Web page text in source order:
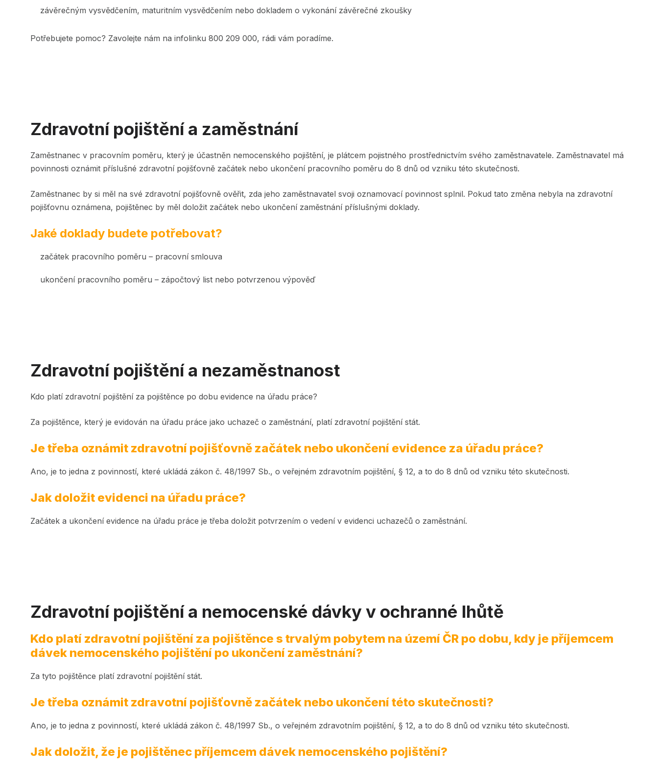
závěrečným vysvědčením, maturitním vysvědčením nebo dokladem o vykonání závěrečné zkoušky
Potřebujete pomoc? Zavolejte nám na infolinku 800 209 000, rádi vám poradíme.
Zdravotní pojištění a zaměstnání
Zaměstnanec v pracovním poměru, který je účastněn nemocenského pojištění, je plátcem pojistného prostřednictvím svého zaměstnavatele. Zaměstnavatel má
povinnosti oznámit příslušné zdravotní pojišťovně začátek nebo ukončení pracovního poměru do 8 dnů od vzniku této skutečnosti.
Zaměstnanec by si měl na své zdravotní pojišťovně ověřit, zda jeho zaměstnavatel svoji oznamovací povinnost splnil. Pokud tato změna nebyla na zdravotní
pojišťovnu oznámena, pojištěnec by měl doložit začátek nebo ukončení zaměstnání příslušnými doklady.
Jaké doklady budete potřebovat?
začátek pracovního poměru – pracovní smlouva
ukončení pracovního poměru – zápočtový list nebo potvrzenou výpověď
Zdravotní pojištění a nezaměstnanost
Kdo platí zdravotní pojištění za pojištěnce po dobu evidence na úřadu práce?
Za pojištěnce, který je evidován na úřadu práce jako uchazeč o zaměstnání, platí zdravotní pojištění stát.
Je třeba oznámit zdravotní pojišťovně začátek nebo ukončení evidence za úřadu práce?
Ano, je to jedna z povinností, které ukládá zákon č. 48/1997 Sb., o veřejném zdravotním pojištění, § 12, a to do 8 dnů od vzniku této skutečnosti.
Jak doložit evidenci na úřadu práce?
Začátek a ukončení evidence na úřadu práce je třeba doložit potvrzením o vedení v evidenci uchazečů o zaměstnání.
Zdravotní pojištění a nemocenské dávky v ochranné lhůtě
Kdo platí zdravotní pojištění za pojištěnce s trvalým pobytem na území ČR po dobu, kdy je příjemcem
dávek nemocenského pojištění po ukončení zaměstnání?
Za tyto pojištěnce platí zdravotní pojištění stát.
Je třeba oznámit zdravotní pojišťovně začátek nebo ukončení této skutečnosti?
Ano, je to jedna z povinností, které ukládá zákon č. 48/1997 Sb., o veřejném zdravotním pojištění, § 12, a to do 8 dnů od vzniku této skutečnosti.
Jak doložit, že je pojištěnec příjemcem dávek nemocenského pojištění?